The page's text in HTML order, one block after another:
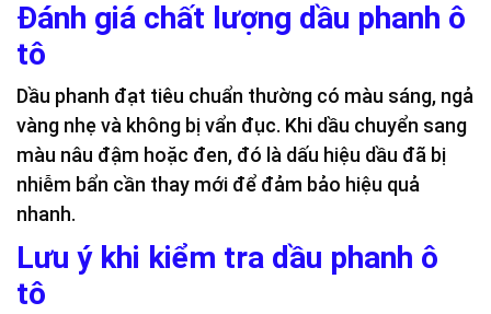
Đánh giá chất lượng dầu phanh ô
tô
Dầu phanh đạt tiêu chuẩn thường có màu sáng, ngả
vàng nhẹ và không bị vẩn đục. Khi dầu chuyển sang
màu nâu đậm hoặc đen, đó là dấu hiệu dầu đã bị
nhiễm bẩn cần thay mới để đảm bảo hiệu quả
nhanh.
Lưu ý khi kiểm tra dầu phanh ô
tô